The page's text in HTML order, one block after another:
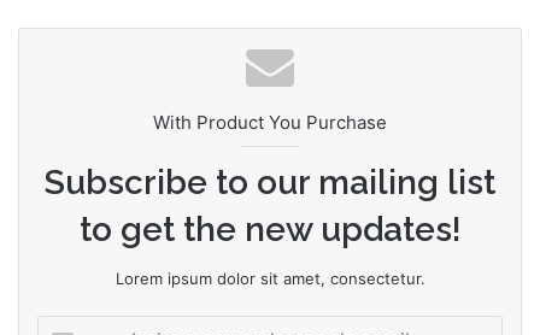
With Product You Purchase
Subscribe to our mailing list
to get the new updates!
Lorem ipsum dolor sit amet, consectetur.